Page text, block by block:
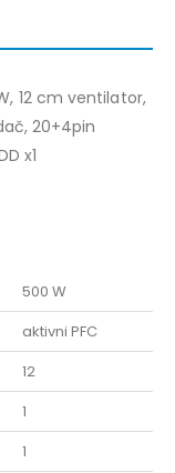
12 cm ventilator,
20+4pin
x1
500 W
aktivni PFC
12
1
1